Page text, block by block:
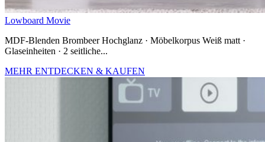
Lowboard Movie
MDF-Blenden Brombeer Hochglanz · Möbelkorpus Weiß matt ·
Glaseinheiten · 2 seitliche...
MEHR ENTDECKEN & KAUFEN